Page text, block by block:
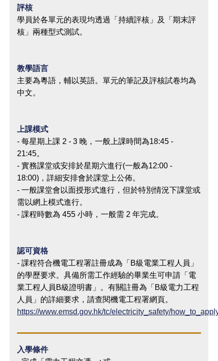
評核
學員於各單元的表現均透過「持續評核」及「期末評
核」兩種型式測試。
教學語言
主要為粵語，輔以英語。單元的筆記及評核試卷均為
中文。
上課模式
- 每星期上課 2 - 3 晚，一般上課時間為18:45 -
21:45。
- 實務課堂或安排於星期六進行(一般為12:00 -
18:00)，詳細安排會於課堂上公佈。
- 一般課堂會以面授形式進行，但於特別情況下課堂或
需以網上模式進行。
- 課程時數為 455 小時，一般需 2 年完成。
認可資格
- 課程符合機電工程署註冊成為「B級電業工程人員」
的學歷要求。具備所需工作經驗的畢業生可申請「電
業工程人員B級證明書」。有關註冊為「B級電力工程
人員」的詳細要求，請查閱機電工程署網頁。
https://www.emsd.gov.hk/tc/electricity_safety/
入學條件